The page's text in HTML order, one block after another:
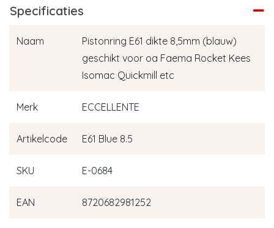
Specificaties
Naam
Pistonring E61 dikte 8,5mm (blauw)
geschikt voor oa Faema Rocket Kees
Isomac Quickmill etc
Merk ECCELLENTE
Artikelcode E61 Blue 8.5
SKU E-0684
EAN 8720682981252